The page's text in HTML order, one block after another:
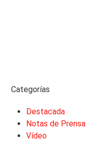
Categorías
Destacada
Notas de Prensa
Vídeo